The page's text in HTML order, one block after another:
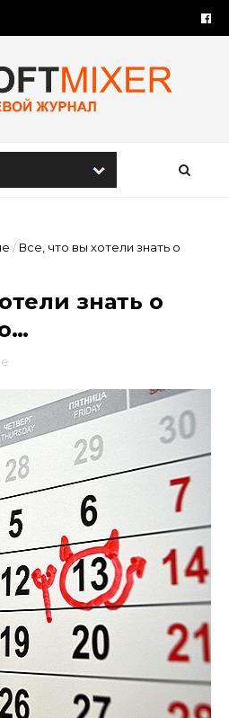
/ Все, что вы хотели знать о
знать о